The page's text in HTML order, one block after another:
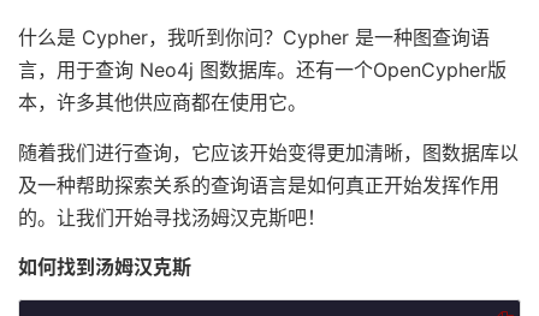
什么是 Cypher，我听到你问？Cypher 是一种图查询语
言，用于查询 Neo4j 图数据库。还有一个OpenCypher版
本，许多其他供应商都在使用它。
随着我们进行查询，它应该开始变得更加清晰，图数据库以
及一种帮助探索关系的查询语言是如何真正开始发挥作用
的。让我们开始寻找汤姆汉克斯吧！
如何找到汤姆汉克斯